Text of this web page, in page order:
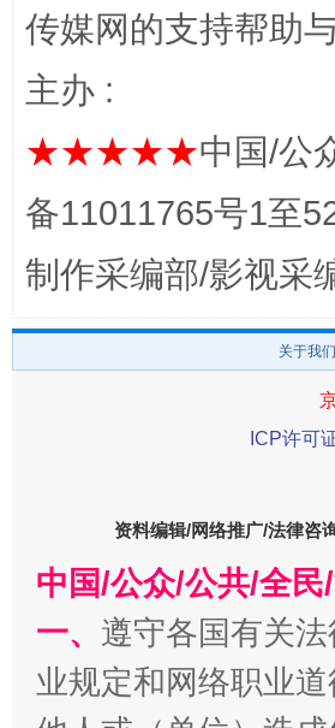
东山县通报“牛蛙产品抗生素超标问
千年窑火 生生不息
传媒网的支持帮助
主办 :
★★★★★中国/公
备11011765号1至
制作采编部/影视采
关于我们
ICP许可
资料编辑/网络推广/法律咨
中国/公众/公共/全
一、 遵守各国有关
业规定和网络职业